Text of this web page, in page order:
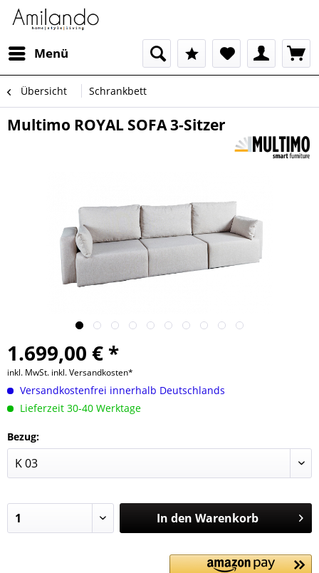
Menü
Übersicht Schrankbett
Multimo ROYAL SOFA 3-Sitzer
1.699,00 € *
inkl. MwSt. inkl. Versandkosten*
Versandkostenfrei innerhalb Deutschlands
Lieferzeit 30-40 Werktage
Bezug:
In den Warenkorb